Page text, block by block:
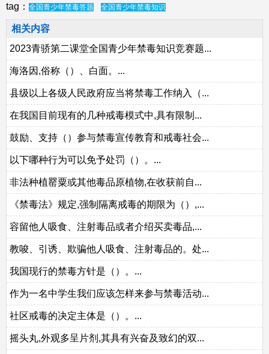
tag： 全国青少年禁毒答题 全国青少年禁毒知识
相关内容
2023青骄第二课堂全国青少年禁毒知识竞赛题...
海洛因,俗称（）、白面。...
县级以上各级人民政府应当将禁毒工作纳入（...
在我国目前现有的几种戒毒模式中,具有限制...
鼓励、支持（）参与禁毒宣传教育和戒毒社会...
以下哪种行为可以免予处罚（）。...
非法种植罂粟或其他毒品原植物,在收获前自...
《禁毒法》规定,强制隔离戒毒的期限为（）,...
容留他人吸食、注射毒品或者介绍买卖毒品,...
教唆、引诱、欺骗他人吸食、注射毒品的。处...
我国现行的禁毒方针是（）。...
作为一名中学生我们应该怎样来参与禁毒活动...
社区戒毒的决定主体是（）。...
摇头丸,外观多呈片剂,其具有兴奋及致幻的双...